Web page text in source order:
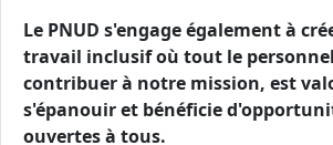
Le PNUD s'engage également à
travail inclusif où tout le
contribuer à notre mission, est
s'épanouir et bénéficie
ouvertes à tous.